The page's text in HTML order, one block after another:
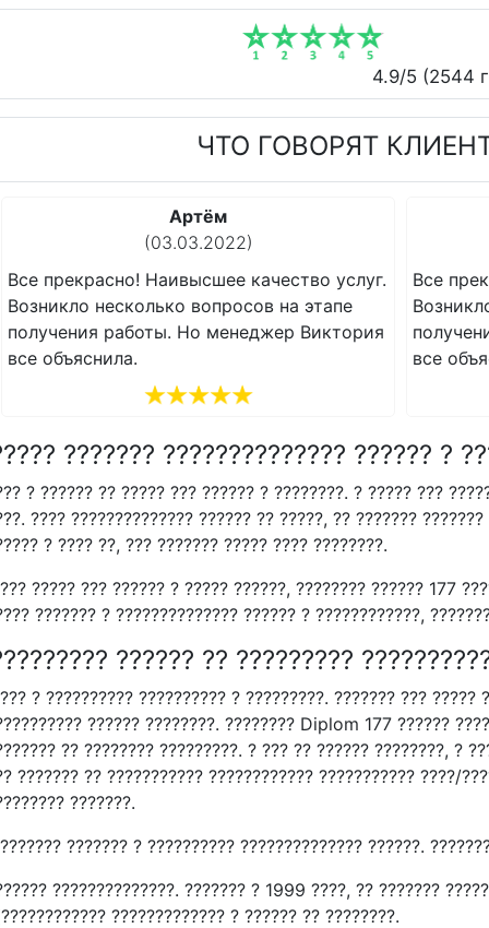
4.9/5 (2544
ЧТО ГОВОРЯТ
Артём
(03.03.2022)
Все прекрасно! Наивысшее качество услуг.
Возникло несколько вопросов на этапе
получения работы. Но менеджер Виктория
все объяснила.
Все
все
??????? ?????????????? ?????? ?
? ?????? ?? ????? ??? ?????? ? ????????. ? ????? ???
???? ?????????????? ?????? ?? ?????, ?? ???????
? ???? ??, ??? ??????? ????? ???? ????????.
????? ??? ?????? ? ????? ??????, ???????? ?????? 177
??????? ? ?????????????? ?????? ? ????????????,
?????? ?? ?????????
? ?????????? ?????????? ? ?????????. ??????? ??? ?????
?????? ????????. ???????? Diplom 177 ??????
?? ???????? ?????????. ? ??? ?? ?????? ????????, ?
??????? ?? ??????????? ???????????? ??????????? ????/
???????.
??????? ? ?????????? ?????????????? ??????.
??????????????. ??????? ? 1999 ????, ?? ???????
????????????? ? ?????? ?? ????????.